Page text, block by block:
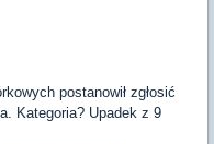
postanowił zgłosić
Kategoria? Upadek z 9